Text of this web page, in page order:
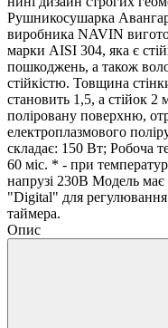
Рушникосушарка
виробника NAVIN
марки AISI 304, яка є
пошкоджень, а також
стійкістю. Товщина
становить 1,5, а стійок
поліровану поверхню,
електроплазмового
складає: 150 Вт; Робоча
60 міс. * - при
напрузі 230В Модель
"Digital" для
таймера.
Опис